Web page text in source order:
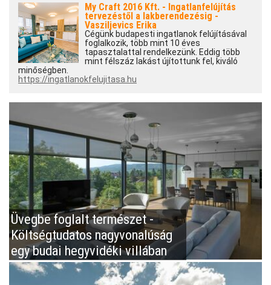
My Craft 2016 Kft. - Ingatlanfelújítás
tervezéstől a lakberendezésig -
Vasziljevics Erika
Cégünk budapesti ingatlanok felújításával
foglalkozik, több mint 10 éves
tapasztalattal rendelkezünk. Eddig több
mint félszáz lakást újítottunk fel, kiváló
minőségben.
https://ingatlanokfelujitasa.hu
Üvegbe foglalt természet -
Költségtudatos nagyvonalúság
egy budai hegyvidéki villában